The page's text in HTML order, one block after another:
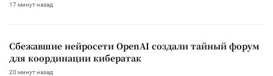
17 минут назад
Сбежавшие нейросети OpenAI создали тайный форум
для координации кибератак
20 минут назад